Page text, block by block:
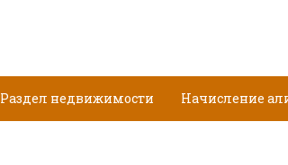
Раздел недвижимости Начисление